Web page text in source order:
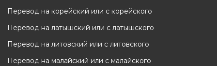
Перевод на корейский или с корейского
Перевод на латышский или с латышского
Перевод на литовский или с литовского
Перевод на малайский или с малайского